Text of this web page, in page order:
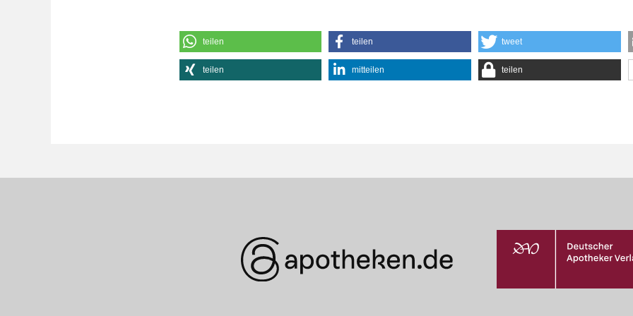
teilen teilen tweet
teilen mitteilen teilen